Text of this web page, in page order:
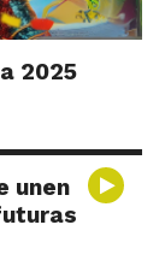
2025
unen